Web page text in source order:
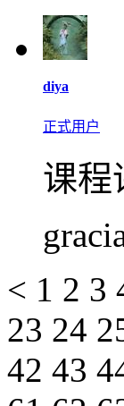
diya
正式用户
课程
< 1 2 3
23 24
42 43